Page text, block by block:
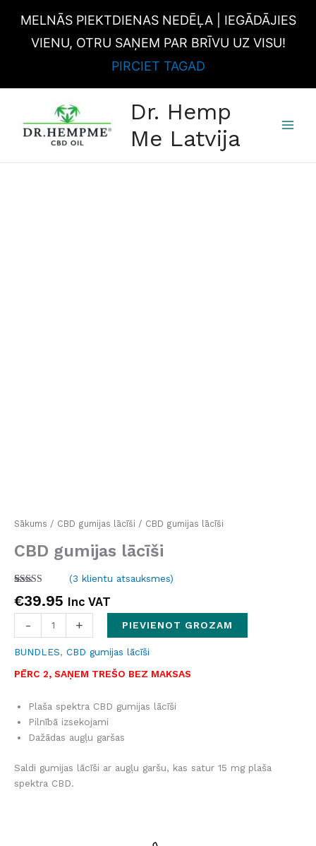
MELNĀS PIEKTDIENAS NEDĒĻA | IEGĀDĀJIES
VIENU, OTRU SAŅEM PAR BRĪVU UZ VISU!
PIRCIET TAGAD
content
Dr. Hemp
Me Latvija
Sākums / CBD gumijas lācīši / CBD gumijas lācīši
BUNDLES, CBD gumijas lācīši
CBD gumijas lācīši
5.00no 5
balstoties
vērtējumiem
(3 klientu atsauksmes)
€39.95 Inc VAT
PĒRC 2, SAŅEM TREŠO BEZ MAKSAS
Plaša spektra CBD gumijas lācīši
Pilnībā izsekojami
Dažādas augļu garšas
Saldi gumijas lācīši ar augļu garšu, kas satur 15 mg plaša
spektra CBD.
- + PIEVIENOT GROZAM